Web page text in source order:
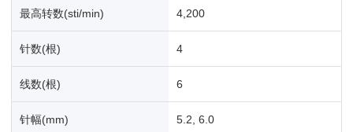
最高转数(sti/min) 4,200
针数(根) 4
线数(根) 6
针幅(mm) 5.2, 6.0